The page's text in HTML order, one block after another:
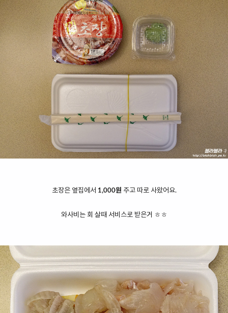
초장은 옆집에서 1,000원 주고 따로 사왔어요.
와사비는 회 살때 서비스로 받은거 ㅎㅎ